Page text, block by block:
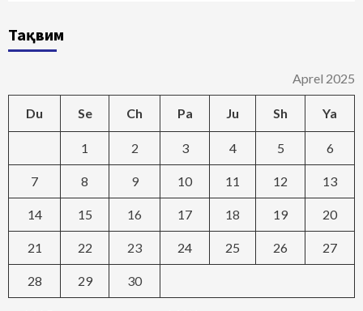
Тақвим
Aprel 2025
Du Se Ch Pa Ju Sh Ya
1 2 3 4 5 6
7 8 9 10 11 12 13
14 15 16 17 18 19 20
21 22 23 24 25 26 27
28 29 30